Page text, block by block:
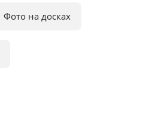
Фото на досках